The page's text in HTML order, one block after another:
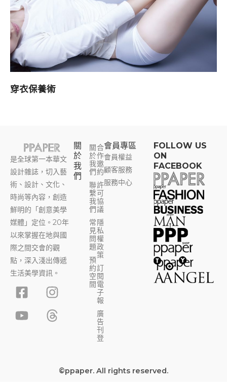
穿衣保養術
是全球第一本華文
設計雜誌，切入藝
術、設計、文化、
時尚等內容，創造
鮮明的「創意美學
媒體」定位。20年
以來掌握在地與國
際之間交會的觀
點，深入淺出傳遞
生活美學資訊。
F
a
c
I
n
s
t
Y
o
u
T
h
r
e
關
於
我
們
關
於
我
們
聯
繫
我
們
常
見
問
題
預
約
空
間
合
作
邀
約
許
可
協
議
隱
私
權
政
策
訂
閱
電
子
報
廣
告
刊
登
會員專區​
會員權益
顧客服務
服務中心
FOLLOW US
ON
FACEBOOK
©ppaper. All rights reserved.